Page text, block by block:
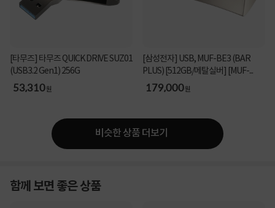
[타무즈] 타무즈 QUICK DRIVE SUZ01
(USB3.2 Gen1) 256G
53,310원
[삼성전자] USB, MUF-BE3 (BAR
PLUS) [512GB/메탈실버] [MUF-...
179,000원
비슷한 상품 더보기
함께 보면 좋은 상품